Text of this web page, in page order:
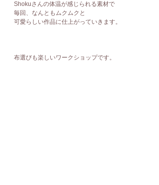
Shokuさんの体温が感じられる素材で
毎回、なんともムクムクと
可愛らしい作品に仕上がっていきます。
布選びも楽しいワークショップです。